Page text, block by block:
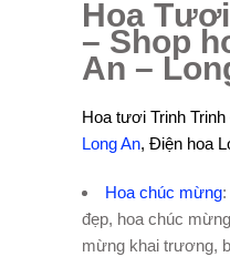
Hoa
– Shop
An –
Hoa tươi Trinh Trinh
Long An, Điện hoa
Hoa chúc mừng
đẹp, hoa chúc
mừng khai trương,